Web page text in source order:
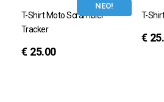
ΝΕΟ!
T-Shirt Moto Scrambler
Tracker
€ 25.00
T-
€